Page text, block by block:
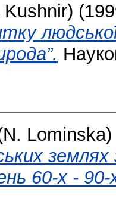
Lominska)
60-х - 90-